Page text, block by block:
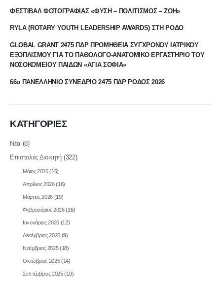
ΦΕΣΤΙΒΑΛ ΦΩΤΟΓΡΑΦΙΑΣ «ΦΥΣΗ – ΠΟΛΙΤΙΣΜΟΣ – ΖΩΗ»
RYLA (ROTARY YOUTH LEADERSHIP AWARDS) ΣΤΗ ΡΟΔΟ
GLOBAL GRANT 2475 ΠΔΡ ΠΡΟΜΗΘΕΙΑ ΣΥΓΧΡΟΝΟΥ ΙΑΤΡΙΚΟΥ
ΕΞΟΠΛΙΣΜΟΥ ΓΙΑ ΤΟ ΠΑΘΟΛΟΓΟ-ΑΝΑΤΟΜΙΚΟ ΕΡΓΑΣΤΗΡΙΟ ΤΟΥ
ΝΟΣΟΚΟΜΕΙΟΥ ΠΑΙΔΩΝ «ΑΓΙΑ ΣΟΦΙΑ»
66ο ΠΑΝΕΛΛΗΝΙΟ ΣΥΝΕΔΡΙΟ 2475 ΠΔΡ ΡΟΔΟΣ 2026
ΚΑΤΗΓΟΡΙΕΣ
Νέα (8)
Επιστολές Διοικητή (322)
Μάιος 2026(16)
Απρίλιος 2026(16)
Μάρτιος 2026 (19)
Φεβρουάριος 2026(16)
Ιανουάριος 2026 (12)
Δεκέμβριος 2025 (9)
Νοέμβριος 2025(18)
Οκτώβριος 2025(14)
Σεπτέμβριος 2025(10)